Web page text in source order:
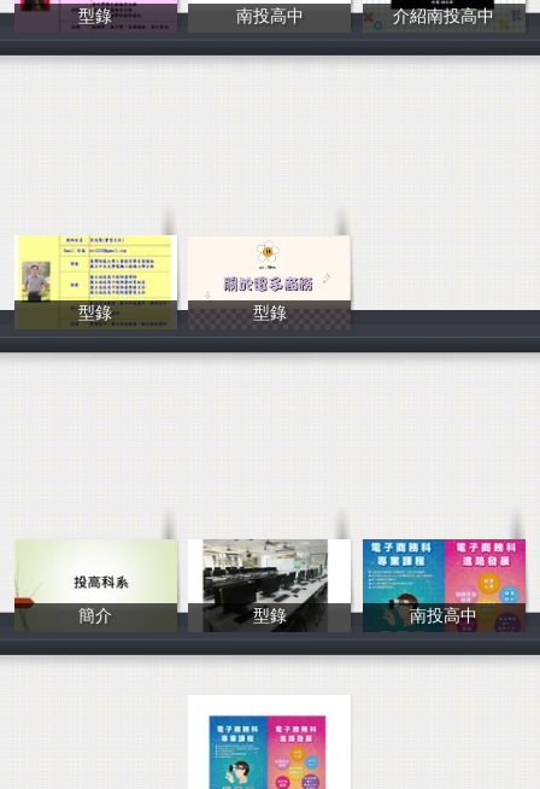
型錄
南投高中
介紹南投高中
型錄
唐羽欣
型錄
賈千葵
簡介
廖宥淋
型錄
馬睿妤
南投高中
洪巧蓁